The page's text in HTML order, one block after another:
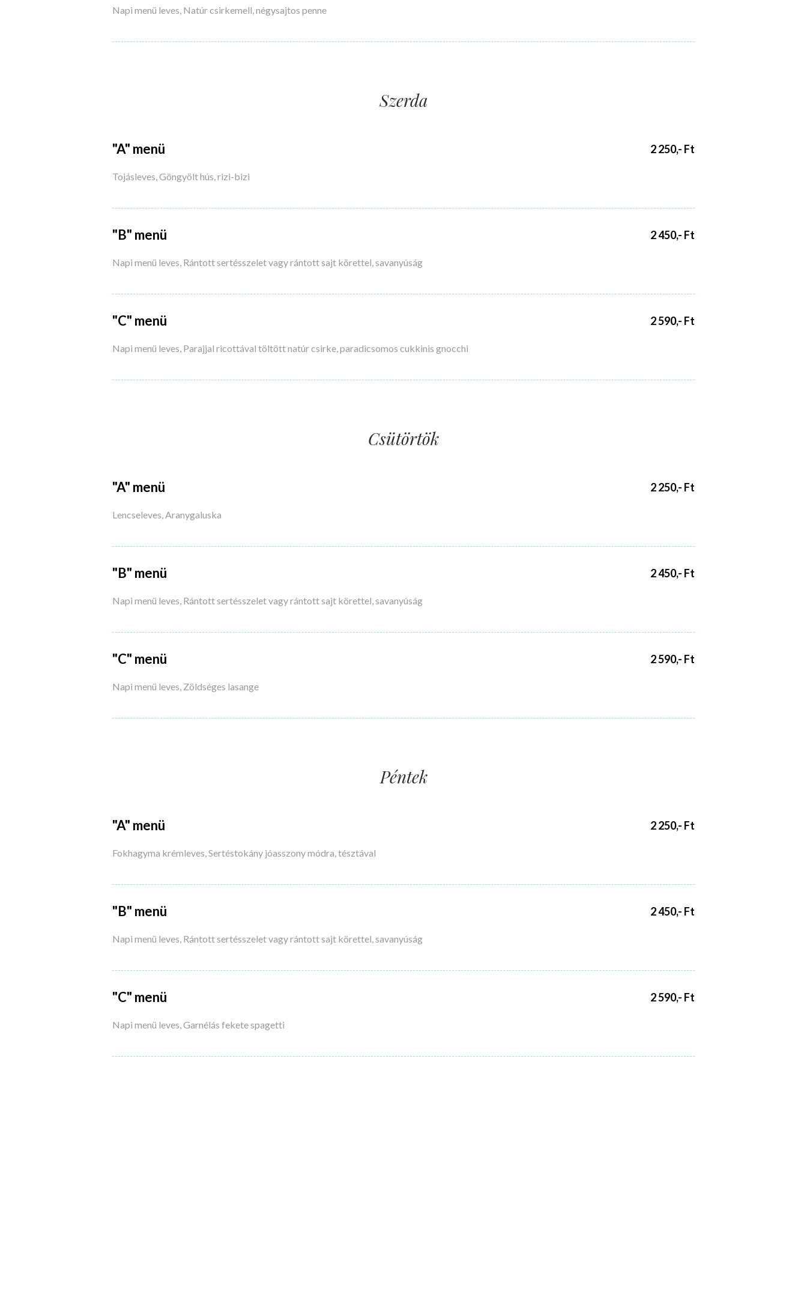
Napi menü leves, Natúr csirkemell, négysajtos penne
Szerda
"A" menü
Tojásleves, Göngyölt hús, rizi-bizi
2 250,- Ft
"B" menü
Napi menü leves, Rántott sertésszelet vagy rántott sajt körettel, savanyúság
2 450,- Ft
"C" menü
Napi menü leves, Parajjal ricottával töltött natúr csirke, paradicsomos cukkinis gnocchi
2 590,- Ft
Csütörtök
"A" menü
Lencseleves, Aranygaluska
2 250,- Ft
"B" menü
Napi menü leves, Rántott sertésszelet vagy rántott sajt körettel, savanyúság
2 450,- Ft
"C" menü
Napi menü leves, Zöldséges lasange
2 590,- Ft
Péntek
"A" menü
Fokhagyma krémleves, Sertéstokány jóasszony módra, tésztával
2 250,- Ft
"B" menü
Napi menü leves, Rántott sertésszelet vagy rántott sajt körettel, savanyúság
2 450,- Ft
"C" menü
Napi menü leves, Garnélás fekete spagetti
2 590,- Ft